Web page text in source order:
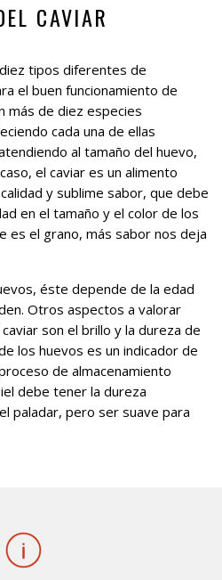
CAVIAR
tipos diferentes de
el buen funcionamiento de
más de diez especies
cada una de ellas
al tamaño del huevo,
el caviar es un alimento
y sublime sabor, que debe
en el tamaño y el color de los
es el grano, más sabor nos deja
éste depende de la edad
Otros aspectos a valorar
son el brillo y la dureza de
los huevos es un indicador de
de almacenamiento
debe tener la dureza
paladar, pero ser suave para